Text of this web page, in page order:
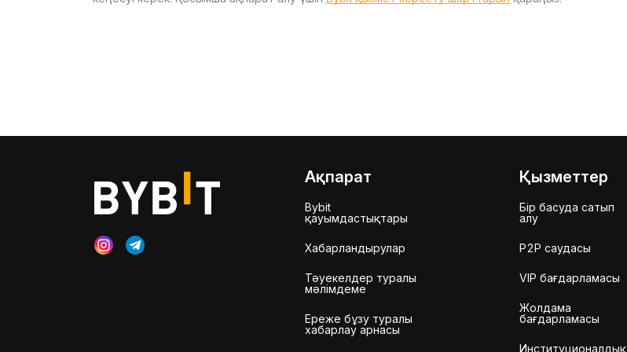
Ақпарат
Bybit
қауымдастықтары
Хабарландырулар
Тәуекелдер туралы
мәлімдеме
Ереже бұзу туралы
хабарлау арнасы
Қызметтер
Бір басуда сатып
алу
P2P саудасы
VIP бағдарламасы
Жолдама
бағдарламасы
Институционалдық